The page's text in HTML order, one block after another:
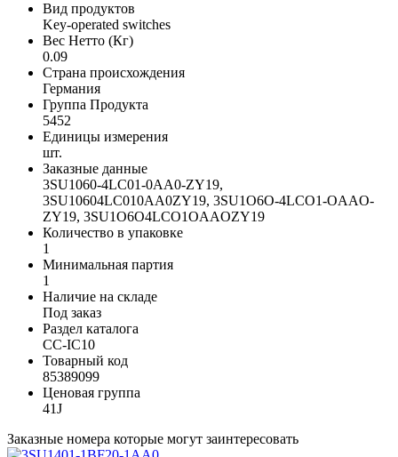
Вид продуктов
Key-operated switches
Вес Нетто (Кг)
0.09
Страна происхождения
Германия
Группа Продукта
5452
Единицы измерения
шт.
Заказные данные
3SU1060-4LC01-0AA0-ZY19,
3SU10604LC010AA0ZY19, 3SU1O6O-4LCO1-OAAO-
ZY19, 3SU1O6O4LCO1OAAOZY19
Количество в упаковке
1
Минимальная партия
1
Наличие на складе
Под заказ
Раздел каталога
CC-IC10
Товарный код
85389099
Ценовая группа
41J
Заказные номера которые могут заинтересовать